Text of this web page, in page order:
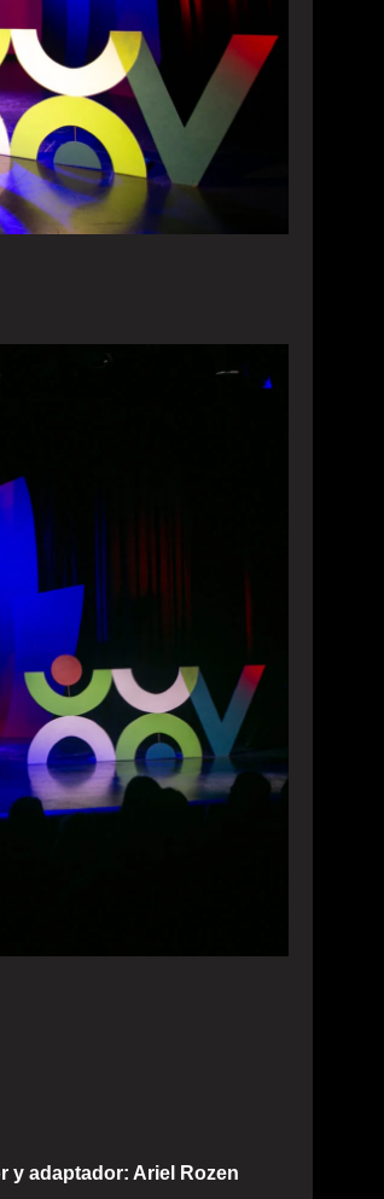
y adaptador: Ariel Rozen